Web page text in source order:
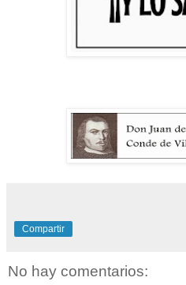
Compartir
No hay comentarios: